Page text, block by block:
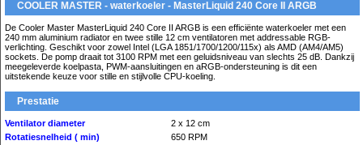
COOLER MASTER - waterkoeler - MasterLiquid 240 Core II ARGB
De Cooler Master MasterLiquid 240 Core II ARGB is een efficiënte waterkoeler met een
240 mm aluminium radiator en twee stille 12 cm ventilatoren met addressable RGB-
verlichting. Geschikt voor zowel Intel (LGA 1851/1700/1200/115x) als AMD (AM4/AM5)
sockets. De pomp draait tot 3100 RPM met een geluidsniveau van slechts 25 dB. Dankzij
meegeleverde koelpasta, PWM-aansluitingen en aRGB-ondersteuning is dit een
uitstekende keuze voor stille en stijlvolle CPU-koeling.
Prestatie
Ventilator diameter
2 x 12 cm
Rotatiesnelheid ( min)
650 RPM